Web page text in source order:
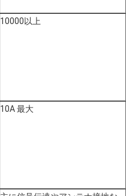
10000以上
10A 最大